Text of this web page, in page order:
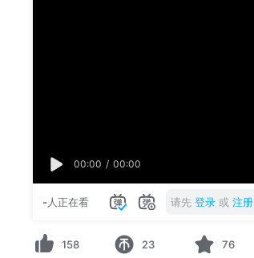
00:00 / 00:00
-人正在看 请先 登录 或 注册
158 23 76